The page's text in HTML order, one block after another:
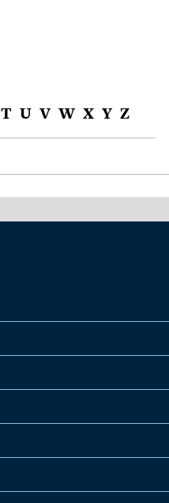
T U V W X Y Z